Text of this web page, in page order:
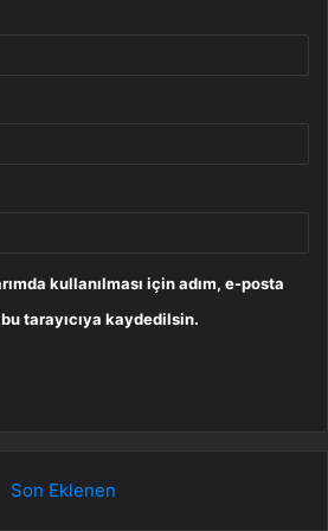
kullanılması için adım, e-posta
tarayıcıya kaydedilsin.
Son Eklenen